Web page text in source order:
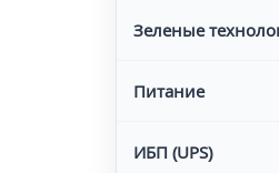
Зеленые
Питание
ИБП (UPS)